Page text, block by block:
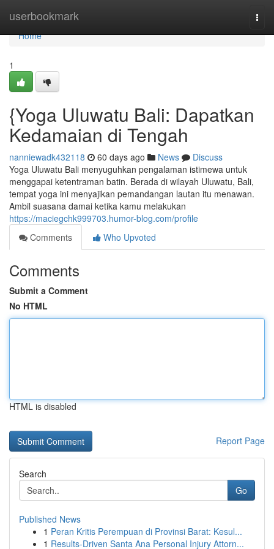
userbookmark
Home
Home
1
{Yoga Uluwatu Bali: Dapatkan
Kedamaian di Tengah
nanniewadk432118 60 days ago News
Discuss
Yoga Uluwatu Bali menyuguhkan pengalaman istimewa untuk
menggapai ketentraman batin. Berada di wilayah Uluwatu, Bali,
tempat yoga ini menyajikan pemandangan lautan itu menawan.
Ambil suasana damai ketika kamu melakukan
https://maciegchk999703.humor-blog.com/profile
Comments
Who Upvoted
Comments
Submit a Comment
No HTML
HTML is disabled
Report Page
Search
Go
Published News
1 Peran Kritis Perempuan di Provinsi Barat: Kesul...
1 Results-Driven Santa Ana Personal Injury Attorn...